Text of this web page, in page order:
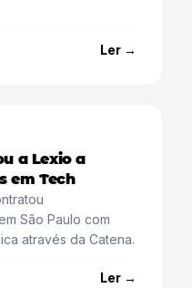
Ler →
a Lexio a
em Tech
São Paulo com
através da Catena.
Ler →